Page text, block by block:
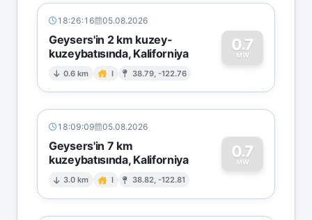
18:26:16 05.08.2026
Geysers'in 2 km kuzey-
kuzeybatısında, Kaliforniya
0.6 km I 38.79, -122.76
0.7
MW
0
18:09:09 05.08.2026
Geysers'in 7 km
kuzeybatısında, Kaliforniya
3.0 km I 38.82, -122.81
0.7
MW
0